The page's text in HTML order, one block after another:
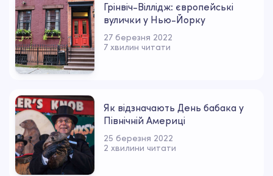
Грінвіч-Віллідж: європейські
вулички у Нью-Йорку
27 березня 2022
7 хвилин читати
Як відзначають День бабака у
Північній Америці
25 березня 2022
2 хвилини читати